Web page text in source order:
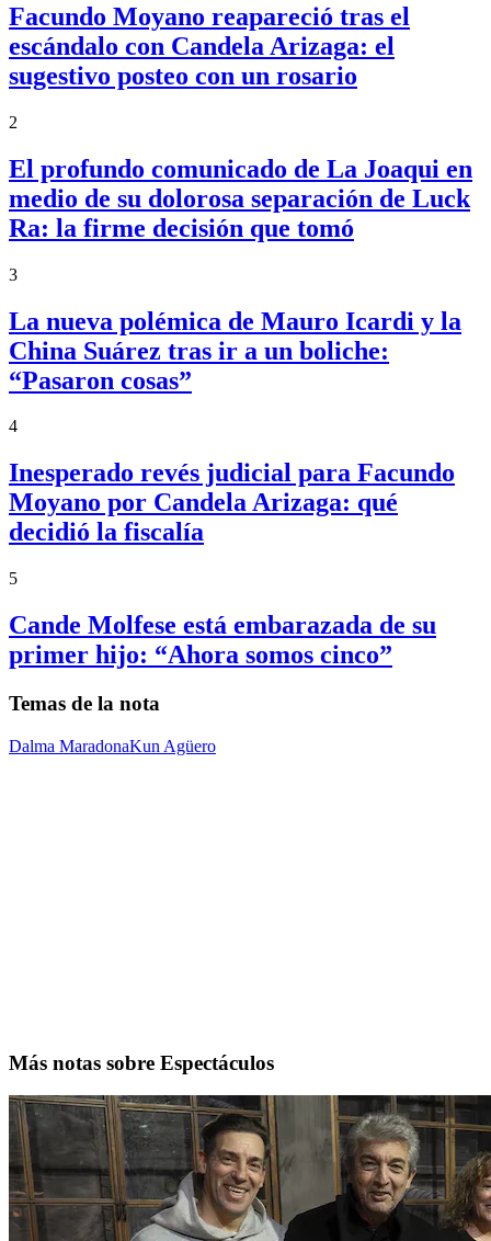
Facundo Moyano reapareció tras el
escándalo con Candela Arizaga: el
sugestivo posteo con un rosario
2
El profundo comunicado de La Joaqui en
medio de su dolorosa separación de Luck
Ra: la firme decisión que tomó
3
La nueva polémica de Mauro Icardi y la
China Suárez tras ir a un boliche:
“Pasaron cosas”
4
Inesperado revés judicial para Facundo
Moyano por Candela Arizaga: qué
decidió la fiscalía
5
Cande Molfese está embarazada de su
primer hijo: “Ahora somos cinco”
Temas de la nota
Dalma MaradonaKun Agüero
Más notas sobre Espectáculos